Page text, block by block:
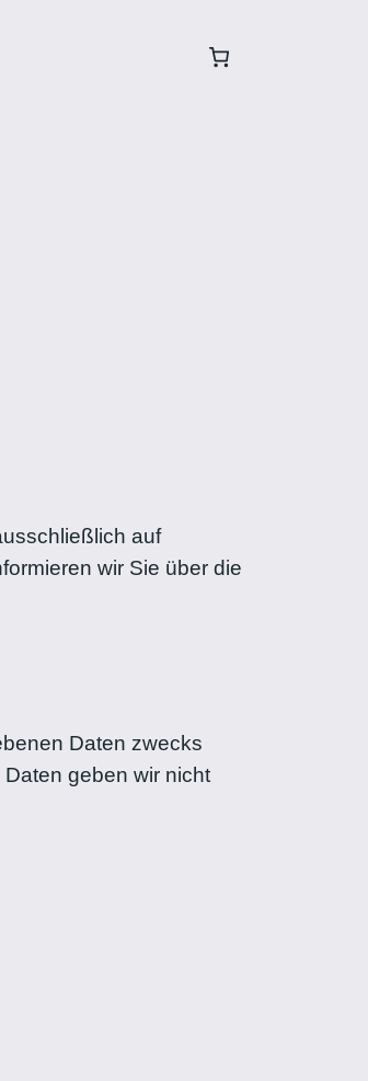
auf
wir Sie über die
Daten zwecks
geben wir nicht